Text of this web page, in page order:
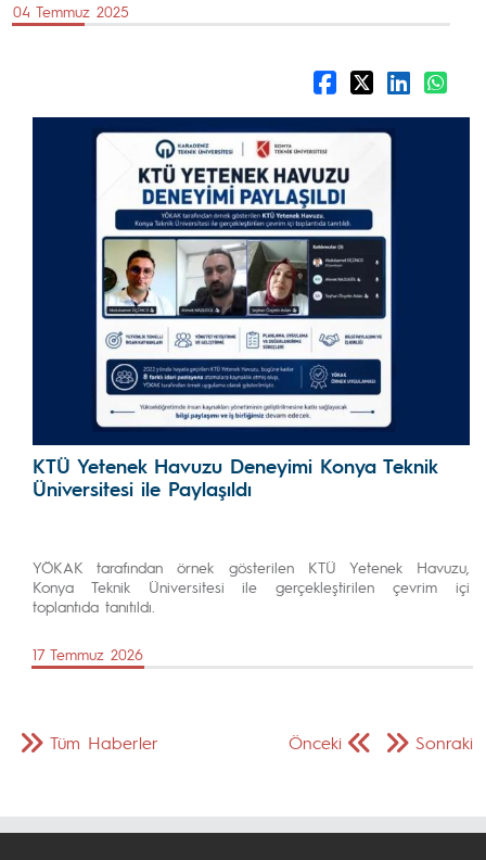
04 Temmuz 2025
KTÜ Yetenek Havuzu Deneyimi Konya Teknik
Üniversitesi ile Paylaşıldı
YÖKAK tarafından örnek gösterilen KTÜ Yetenek Havuzu,
Konya Teknik Üniversitesi ile gerçekleştirilen çevrim içi
toplantıda tanıtıldı.
17 Temmuz 2026
Önceki Sonraki
Tüm Haberler